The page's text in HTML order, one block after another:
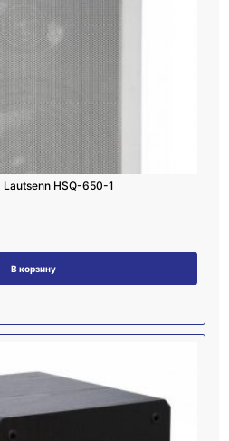
HSQ-650-1
В корзину